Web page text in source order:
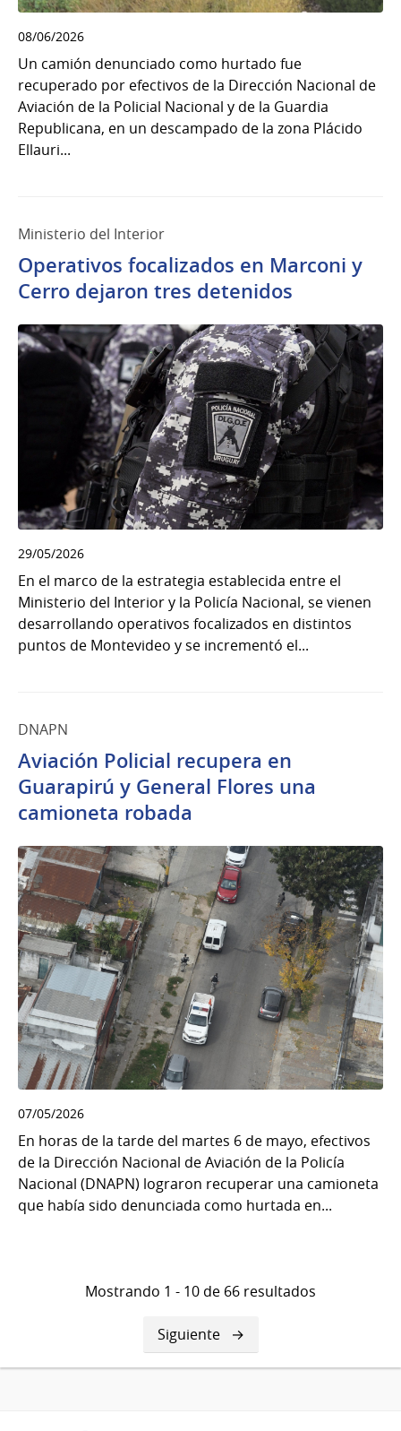
08/06/2026
Un camión denunciado como hurtado fue
recuperado por efectivos de la Dirección Nacional de
Aviación de la Policial Nacional y de la Guardia
Republicana, en un descampado de la zona Plácido
Ellauri...
Ministerio del Interior
Operativos focalizados en Marconi y
Cerro dejaron tres detenidos
29/05/2026
En el marco de la estrategia establecida entre el
Ministerio del Interior y la Policía Nacional, se vienen
desarrollando operativos focalizados en distintos
puntos de Montevideo y se incrementó el...
DNAPN
Aviación Policial recupera en
Guarapirú y General Flores una
camioneta robada
07/05/2026
En horas de la tarde del martes 6 de mayo, efectivos
de la Dirección Nacional de Aviación de la Policía
Nacional (DNAPN) lograron recuperar una camioneta
que había sido denunciada como hurtada en...
Mostrando 1 - 10 de 66 resultados
Siguiente
página
Siguiente